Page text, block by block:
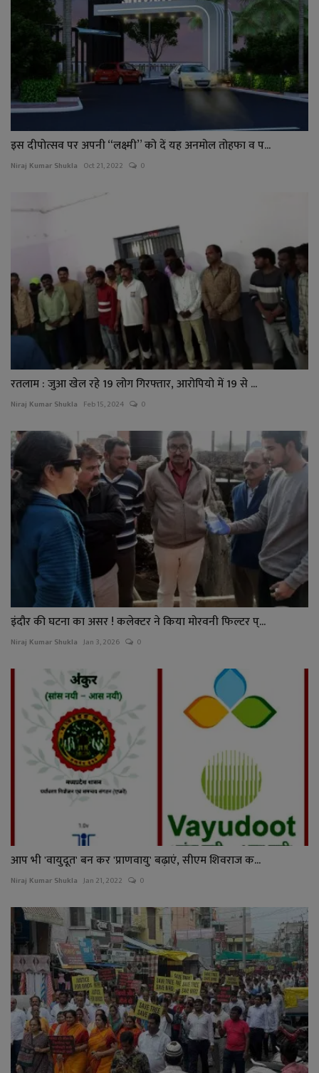
इस दीपोत्सव पर अपनी “लक्ष्मी” को दें यह अनमोल तोहफा व प...
Niraj Kumar Shukla Oct 21, 2022 0
रतलाम : जुआ खेल रहे 19 लोग गिरफ्तार, आरोपियो में 19 से ...
Niraj Kumar Shukla Feb 15, 2024 0
इंदौर की घटना का असर ! कलेक्टर ने किया मोरवनी फिल्टर प्...
Niraj Kumar Shukla Jan 3, 2026 0
आप भी 'वायुदूत' बन कर 'प्राणवायु' बढ़ाएं, सीएम शिवराज क...
Niraj Kumar Shukla Jan 21, 2022 0